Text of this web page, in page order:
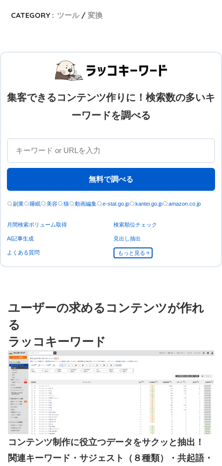
CATEGORY : ツール 変換
集客できるコンテンツ作りに！検索数の多いキ
ーワードを調べる
無料で調べる
副業 睡眠 美容 猫 動画編集 e-stat.go.jp kantei.go.jp amazon.co.jp
月間検索ボリューム取得 検索順位チェック
AI記事生成 見出し抽出
よくある質問 もっと見る
ユーザーの求めるコンテンツが作れ
る
ラッコキーワード
コンテンツ制作に役立つデータをサクッと抽出！
関連キーワード・サジェスト（８種類）・共起語・